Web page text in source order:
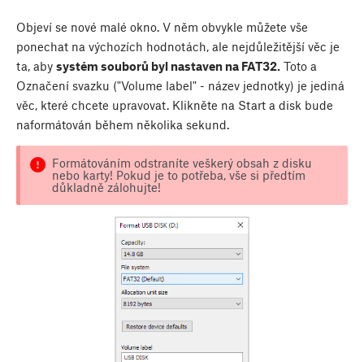
Objeví se nové malé okno. V něm obvykle můžete vše
ponechat na výchozích hodnotách, ale nejdůležitější věc je
ta, aby systém souborů byl nastaven na FAT32. Toto a
Označení svazku ("Volume label" - název jednotky) je jediná
věc, které chcete upravovat. Klikněte na Start a disk bude
naformátován během několika sekund.
Formátováním odstraníte veškerý obsah z disku
nebo karty! Pokud je to potřeba, vše si předtím
důkladně zálohujte!